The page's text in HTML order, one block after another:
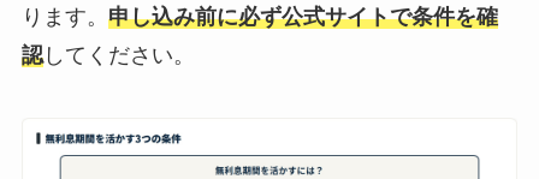
ります。 申し込み前に必ず公式サイトで条件を確
認してください。